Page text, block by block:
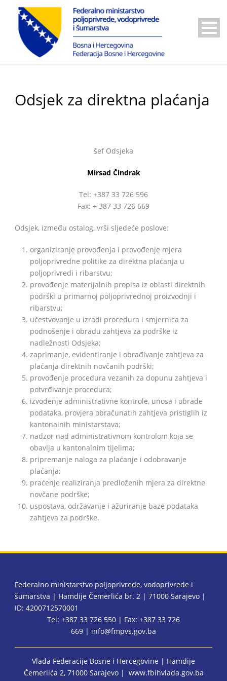
BiH
Odsjek za direktna plaćanja
šef Odsjeka
Mirsad Čindrak
Tel: +387 33 726 596
Fax: + 387 33 726 669
Odsjek, između ostalog, vrši sljedeće poslove:
organiziranje provođenja i provođenje mjera
poljoprivredne politike za direktna plaćanja u
poljoprivredi i ribarstvu;
provođenje materijalnih propisa iz oblasti direktnih
podrški u primarnoj poljoprivrednoj proizvodnji i
ribarstvu;
učestvovanje u izradi procedura i smjernica za
podnošenje i obradu zahtjeva za podrške iz
nadležnosti Odsjeka;
zaprimanje, evidentiranje i obrađivanje zahtjeva za
plaćanja direktnih novčanih podrški;
provođenje procedura vezanih za dopunu zahtjeva i
potvrđivanje procedura;
izvođenje administrativne kontrole, unosa i obrade
podataka, provjera obračunatih zahtjeva pristiglih iz
kantonalnih ministarstava;
nadzor nad administrativnom kontrolom koja se
obavlja u kantonalnim tijelima;
pripremanje naloga za plaćanje i odobravanje
plaćanja;
praćenje realiziranja predloženih mjera za direktne
novčane podrške;
uspostava, održavanje i ažuriranje baze podataka
zahtjeva za podrške.
Federalno ministarstvo poljoprivrede, vodoprivrede i
šumarstva | Hamdije Čemerlića br. 2 | 71000 Sarajevo |
ID: 4200712570001
Tel: +387 33 726 550 | Fax: +387 33 726
669 | info@fmpvs.gov.ba
Vlada Federacije Bosne i Hercegovine | Hamdije
Čemerlića 2, 71000 Sarajevo | www.fbihvlada.gov.ba